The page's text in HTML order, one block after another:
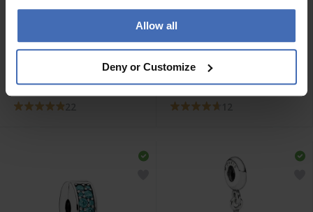
Allow all
Deny or Customize
CHF 89.00
Pandora Disney Charm Gli
Aristogatti Minou -
798848C01
CHF 35.00
Pandora Clip Charm
Fascia di cuori - 791978